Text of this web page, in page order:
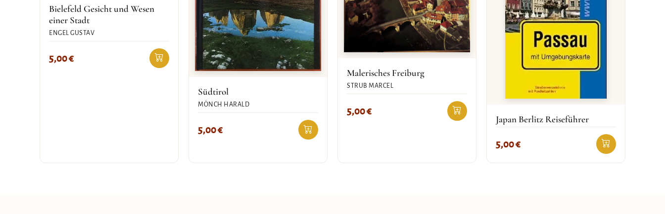
Bielefeld Gesicht und Wesen
einer Stadt
ENGEL GUSTAV
5,00€
Südtirol
MÖNCH HARALD
5,00€
Malerisches Freiburg
STRUB MARCEL
5,00€
Japan Berlitz Reiseführer
5,00€